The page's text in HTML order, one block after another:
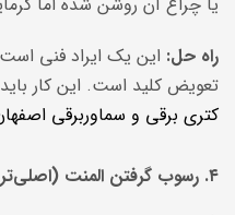
راه حل: این یک ایراد فنی
تعویض کلید است. این کار
کتری برقی و سماوربرقی
۴. رسوب گرفتن المنت (اصلی‌ترین دلیل فنی)